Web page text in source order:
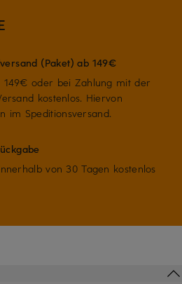
(Paket) ab 149€
oder bei Zahlung mit der
kostenlos. Hiervon
im Speditionsversand.
von 30 Tagen kostenlos